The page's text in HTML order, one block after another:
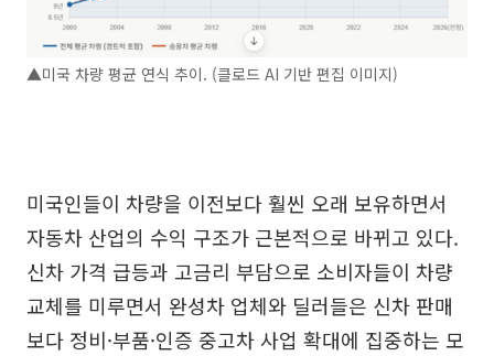
▲미국 차량 평균 연식 추이. (클로드 AI 기반 편집 이미지)
미국인들이 차량을 이전보다 훨씬 오래 보유하면서
자동차 산업의 수익 구조가 근본적으로 바뀌고 있다.
신차 가격 급등과 고금리 부담으로 소비자들이 차량
교체를 미루면서 완성차 업체와 딜러들은 신차 판매
보다 정비·부품·인증 중고차 사업 확대에 집중하는 모